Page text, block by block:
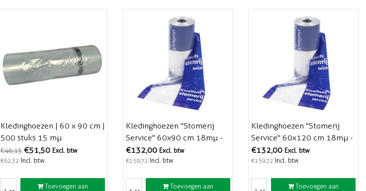
Kledinghoezen | 60 x 90 cm |
500 stuks 15 mµ
€46,15 €51,50 Excl. btw
€62,32 Incl. btw
Toevoegen aan
Kledinghoezen "Stomerij
Service" 60x90 cm 18mµ -
1000 stuks
€132,00 Excl. btw
€159,72 Incl. btw
Toevoegen aan
Kledinghoezen "Stomerij
Service" 60x120 cm 18mµ -
750 stuks
€132,00 Excl. btw
€159,72 Incl. btw
Toevoegen aan